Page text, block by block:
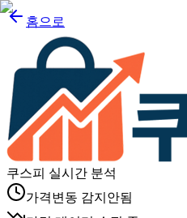
홈으로
쿠스피 실시간 분석
가격변동 감지안됨